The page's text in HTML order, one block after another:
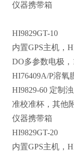
仪器携带箱
HI9829GT-10
内置GPS主机，
DO多参数电极，
HI76409A/P溶氧
HI9829-60 定制
准校准杯，其他
仪器携带箱
HI9829GT-20
内置GPS主机，